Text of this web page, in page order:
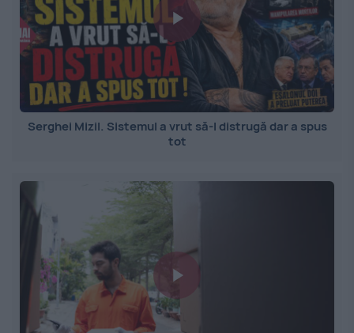
Serghei Mizil. Sistemul a vrut să-l distrugă dar a spus
tot